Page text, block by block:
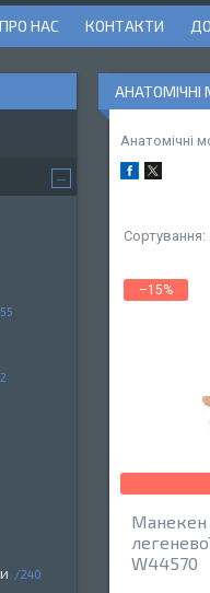
ПРО НАС КОНТАКТИ
АНАТОМІЧНІ
Анатомічні
–15%
Манекен
W44570
240